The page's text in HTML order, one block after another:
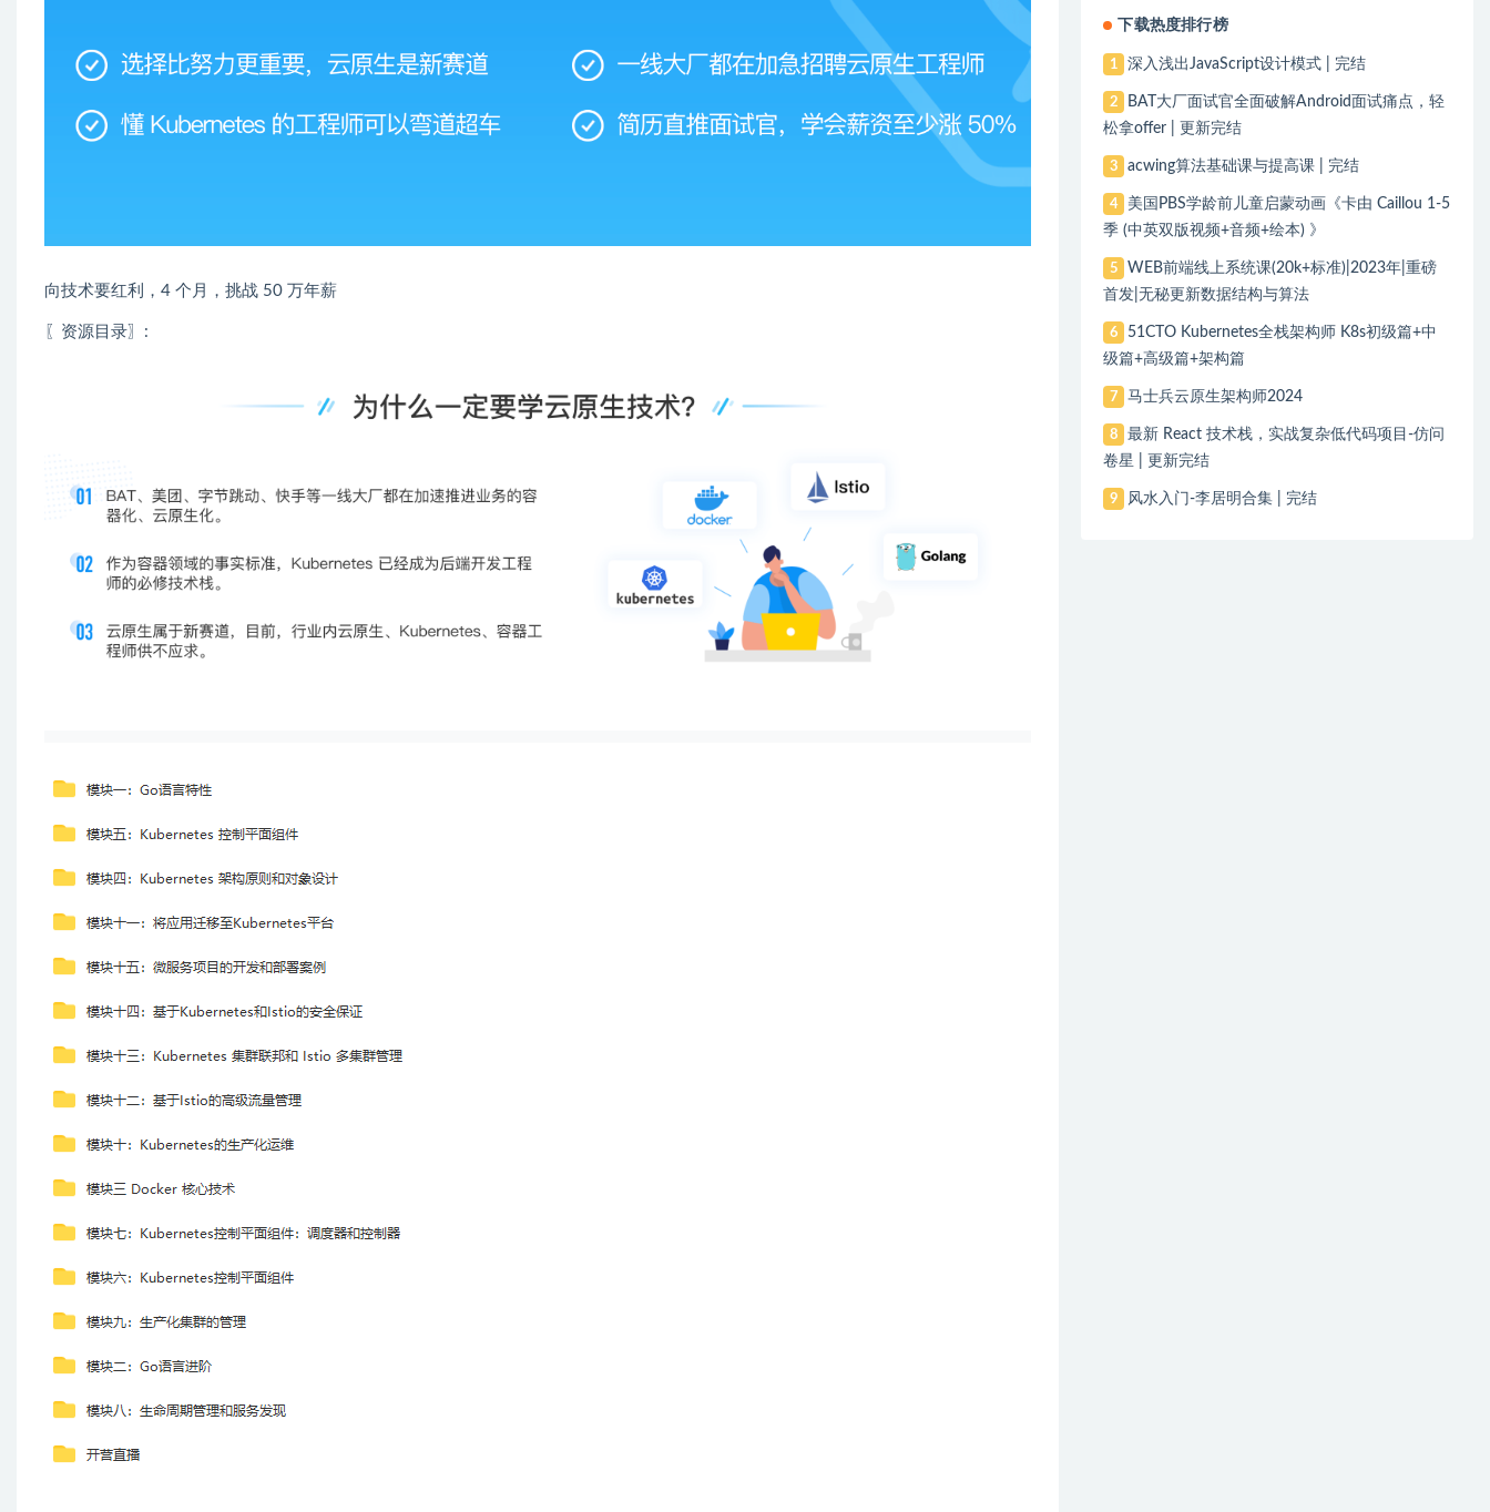
向技术要红利，4 个月，挑战 50 万年薪
〖资源目录〗:
下载热度排行榜
1 深入浅出JavaScript设计模式 | 完结
2
BAT大厂面试官全面破解Android面试痛点，轻
松拿offer | 更新完结
3 acwing算法基础课与提高课 | 完结
4
美国PBS学龄前儿童启蒙动画《卡由 Caillou 1-5
季 (中英双版视频+音频+绘本) 》
5
WEB前端线上系统课(20k+标准)|2023年|重磅
首发|无秘更新数据结构与算法
6
51CTO Kubernetes全栈架构师 K8s初级篇+中
级篇+高级篇+架构篇
7 马士兵云原生架构师2024
8
最新 React 技术栈，实战复杂低代码项目-仿问
卷星 | 更新完结
9 风水入门-李居明合集 | 完结